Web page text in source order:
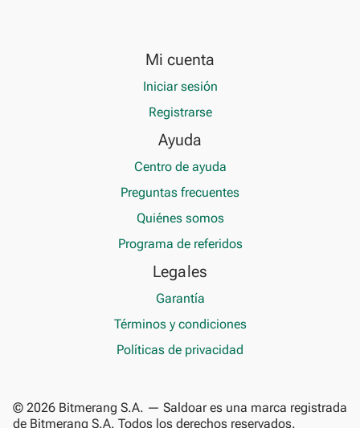
Mi cuenta
Iniciar sesión
Registrarse
Ayuda
Centro de ayuda
Preguntas frecuentes
Quiénes somos
Programa de referidos
Legales
Garantía
Términos y condiciones
Políticas de privacidad
© 2026 Bitmerang S.A. — Saldoar es una marca registrada
de Bitmerang S.A. Todos los derechos reservados.